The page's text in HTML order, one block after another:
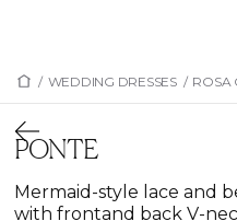
/ WEDDING DRESSES / ROSA
PONTE
Mermaid-style lace and
with frontand back V-